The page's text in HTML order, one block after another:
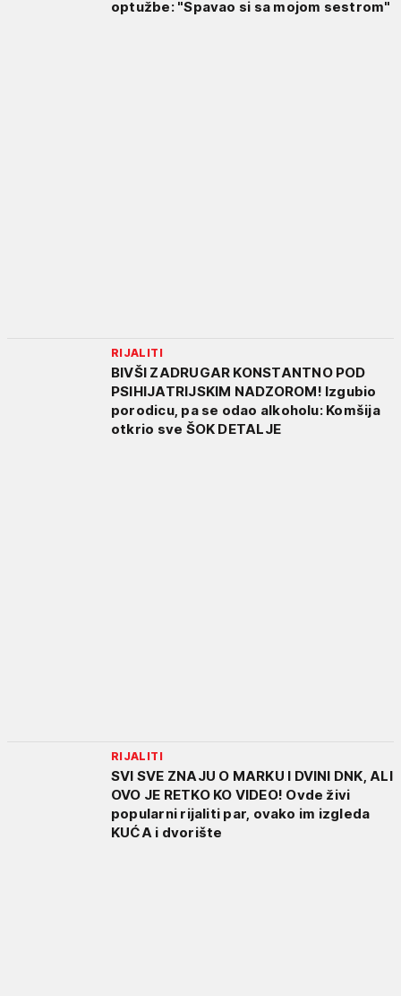
optužbe: "Spavao si sa mojom sestrom"
RIJALITI
BIVŠI ZADRUGAR KONSTANTNO POD
PSIHIJATRIJSKIM NADZOROM! Izgubio
porodicu, pa se odao alkoholu: Komšija
otkrio sve ŠOK DETALJE
RIJALITI
SVI SVE ZNAJU O MARKU I DVINI DNK, ALI
OVO JE RETKO KO VIDEO! Ovde živi
popularni rijaliti par, ovako im izgleda
KUĆA i dvorište